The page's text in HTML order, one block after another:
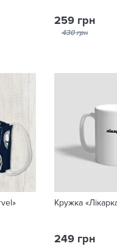
259 грн
430 грн
Кружка
249 грн